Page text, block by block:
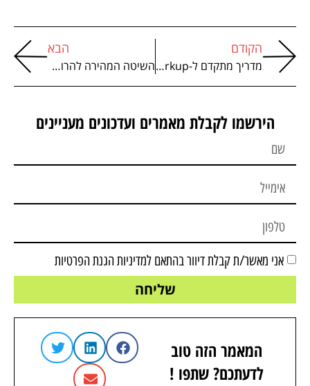
הקודם
מדריך מתקדם ל-Schema Markup: השפה שבה האתר שלך מדבר עם סוכני AI
הבא
השיטה המהירה להרוס לעצמכם את היצירתיות
הירשמו לקבלת מאמרים ועדכונים מעניינים
אני מאשר/ת קבלת דיוור בהתאם למדיניות הגנת הפרטיות
שליחה
המאמר הזה טוב
לדעתכם? שתפו !